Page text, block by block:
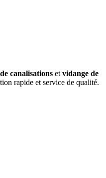
canalisations et vidange de
rapide et service de qualité.